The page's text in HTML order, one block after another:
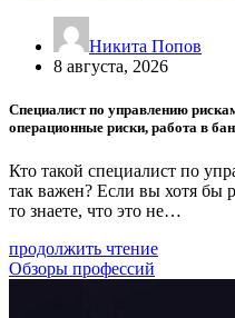
Никита Попов
8 августа, 2026
Специалист по управлению
операционные риски, работа в
Кто такой специалист по
так важен? Если вы хотя бы
то знаете, что это не…
продолжить чтение
Обзоры профессий